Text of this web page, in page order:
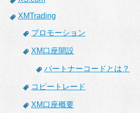
XMTrading
プロモーション
XM口座開設
パートナーコードとは？
コピートレード
XM口座概要